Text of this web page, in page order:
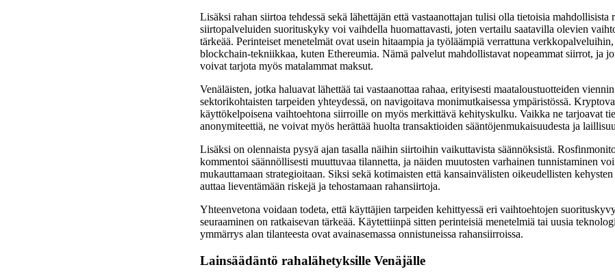
Lisäksi rahan siirtoa tehdessä sekä lähettäjän että vastaanottajan tulisi olla tietoisia mahdollisista
siirtopalveluiden suorituskyky voi vaihdella huomattavasti, joten vertailu saatavilla olevien
tärkeää. Perinteiset menetelmät ovat usein hitaampia ja työläämpiä verrattuna
blockchain-tekniikkaa, kuten Ethereumia. Nämä palvelut mahdollistavat nopeammat siirrot, ja
voivat tarjota myös matalammat maksut.
Venäläisten, jotka haluavat lähettää tai vastaanottaa rahaa, erityisesti maataloustuotteiden
sektorikohtaisten tarpeiden yhteydessä, on navigoitava monimutkaisessa ympäristössä.
käyttökelpoisena vaihtoehtona siirroille on myös merkittävä kehityskulku. Vaikka ne tarjoavat
anonymiteettiä, ne voivat myös herättää huolta transaktioiden sääntöjenmukaisuudesta ja
Lisäksi on olennaista pysyä ajan tasalla näihin siirtoihin vaikuttavista säännöksistä.
kommentoi säännöllisesti muuttuvaa tilannetta, ja näiden muutosten varhainen tunnistaminen
mukauttamaan strategioitaan. Siksi sekä kotimaisten että kansainvälisten oikeudellisten
auttaa lieventämään riskejä ja tehostamaan rahansiirtoja.
Yhteenvetona voidaan todeta, että käyttäjien tarpeiden kehittyessä eri vaihtoehtojen
seuraaminen on ratkaisevan tärkeää. Käytettiinpä sitten perinteisiä menetelmiä tai uusia
ymmärrys alan tilanteesta ovat avainasemassa onnistuneissa rahansiirroissa.
Lainsäädäntö rahalähetyksille Venäjälle